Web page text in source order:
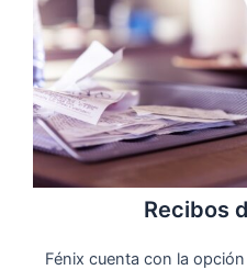
Recibos
Fénix cuenta con la